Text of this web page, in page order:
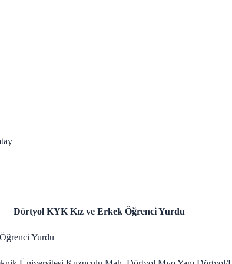
Dörtyol KYK Kız ve Erkek Öğrenci Yurdu
Yurdu